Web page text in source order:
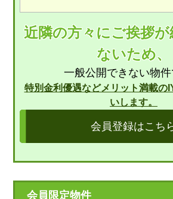
近隣の方々にご挨拶
ないため、
一般公開できない物件
特別金利優遇などメリット満載の
いします。
会員登録はこち
会員限定物件